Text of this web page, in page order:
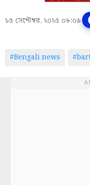
১৫ সেপ্টেম্বর, ২০২৫ ০৮:০৯
#Bengali news